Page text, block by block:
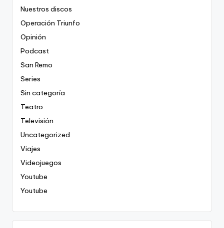
Nuestros discos
Operación Triunfo
Opinión
Podcast
San Remo
Series
Sin categoría
Teatro
Televisión
Uncategorized
Viajes
Videojuegos
Youtube
Youtube